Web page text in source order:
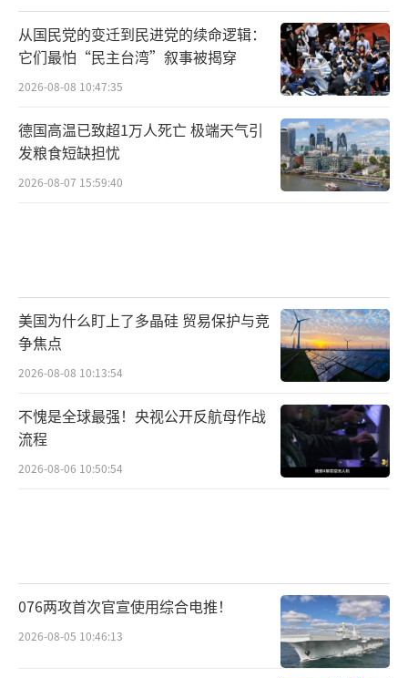
从国民党的变迁到民进党的续命逻辑：
它们最怕“民主台湾”叙事被揭穿
2026-08-08 10:47:35
德国高温已致超1万人死亡 极端天气引
发粮食短缺担忧
2026-08-07 15:59:40
美国为什么盯上了多晶硅 贸易保护与竞
争焦点
2026-08-08 10:13:54
不愧是全球最强！央视公开反航母作战
流程
2026-08-06 10:50:54
076两攻首次官宣使用综合电推！
2026-08-05 10:46:13